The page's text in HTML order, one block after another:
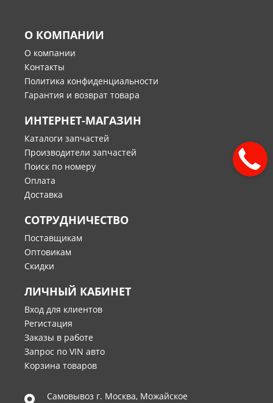
О КОМПАНИИ
О компании
Контакты
Политика конфиденциальности
Гарантия и возврат товара
ИНТЕРНЕТ-МАГАЗИН
Каталоги запчастей
Производители запчастей
Поиск по номеру
Оплата
Доставка
СОТРУДНИЧЕСТВО
Поставщикам
Оптовикам
Скидки
ЛИЧНЫЙ КАБИНЕТ
Вход для клиентов
Регистация
Заказы в работе
Запрос по VIN авто
Корзина товаров
Самовывоз г. Москва, Можайское